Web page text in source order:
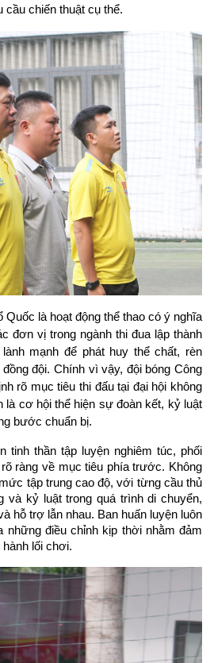
chiến thuật cụ thể.
Quốc là hoạt động thể thao có ý nghĩa
đơn vị trong ngành thi đua lập thành
mạnh để phát huy thể chất, rèn
đội. Chính vì vậy, đội bóng Công
rõ mục tiêu thi đấu tại đại hội không
là cơ hội thể hiện sự đoàn kết, kỷ luật
bước chuẩn bị.
tinh thần tập luyện nghiêm túc, phối
ràng về mục tiêu phía trước. Không
tập trung cao độ, với từng cầu thủ
và kỷ luật trong quá trình di chuyển,
hỗ trợ lẫn nhau. Ban huấn luyện luôn
những điều chỉnh kịp thời nhằm đảm
hành lối chơi.